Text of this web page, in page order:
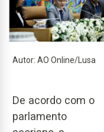
Autor: AO Online/Lusa
De acordo com o
parlamento